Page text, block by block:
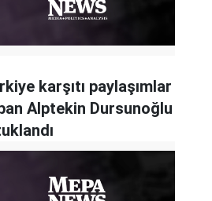
karşıtı paylaşımlar
Alptekin Dursunoğlu